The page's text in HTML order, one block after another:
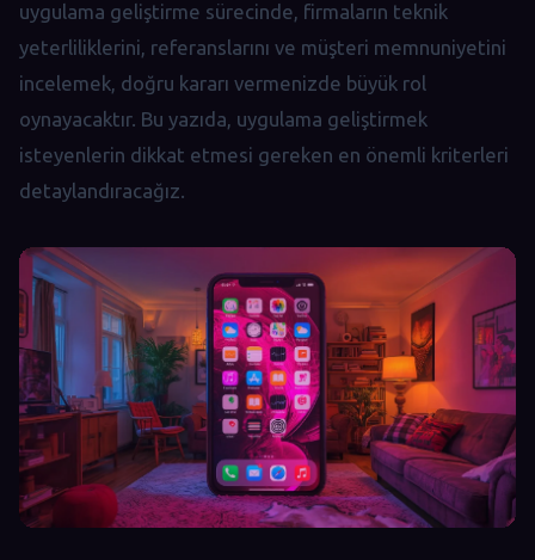
uygulama geliştirme sürecinde, firmaların teknik
yeterliliklerini, referanslarını ve müşteri memnuniyetini
incelemek, doğru kararı vermenizde büyük rol
oynayacaktır. Bu yazıda, uygulama geliştirmek
isteyenlerin dikkat etmesi gereken en önemli kriterleri
detaylandıracağız.